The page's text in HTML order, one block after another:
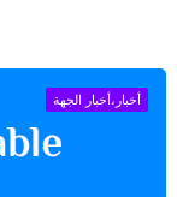
أخبار،أخبار الجهة